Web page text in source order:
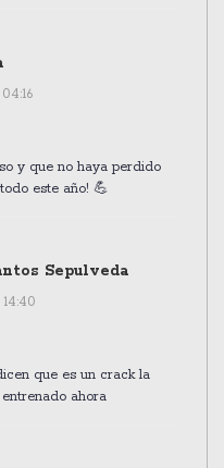
y que no haya perdido
este año! 💪
Sepulveda
que es un crack la
ahora